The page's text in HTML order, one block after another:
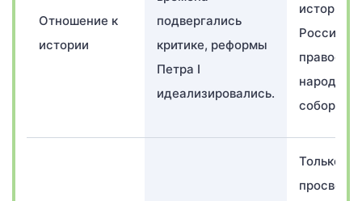
Отношение к
истории
подвергались
критике, реформы
Петра I
идеализировались.
истории
России
Только